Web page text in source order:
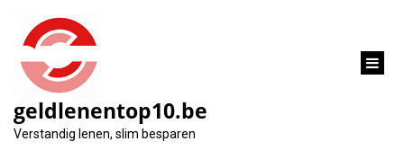
gaan
geldlenentop10.be
Verstandig lenen, slim besparen
Maak een